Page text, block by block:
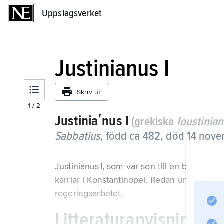
Uppslagsverket
1 /2
Justinianus I
Skriv ut
Justiniaʹnus I (grekiska
Sabbatius, född ca 482, död 14
Justinianus I, som var son till en bonde,
karriär i Konstantinopel. Redan under
regeringsarbetet.